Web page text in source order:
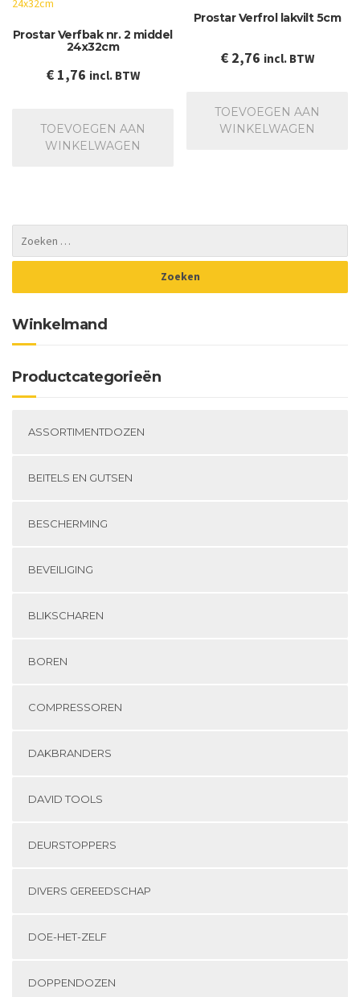
gekozen
worden
Prostar Verfbak nr. 2 middel
24x32cm
€1,76 incl. BTW
TOEVOEGEN AAN
WINKELWAGEN
Prostar Verfrol lakvilt 5cm
€ 2,76 incl. BTW
TOEVOEGEN AAN
WINKELWAGEN
Winkelmand
Productcategorieën
ASSORTIMENTDOZEN
BEITELS EN GUTSEN
BESCHERMING
BEVEILIGING
BLIKSCHAREN
BOREN
COMPRESSOREN
DAKBRANDERS
DAVID TOOLS
DEURSTOPPERS
DIVERS GEREEDSCHAP
DOE-HET-ZELF
DOPPENDOZEN